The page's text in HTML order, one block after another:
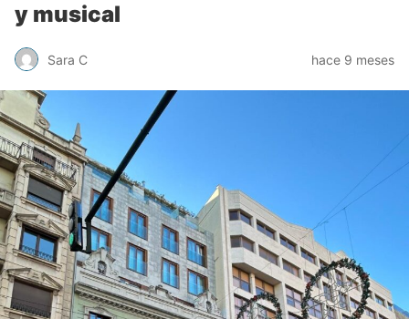
y musical
Sara C hace 9 meses